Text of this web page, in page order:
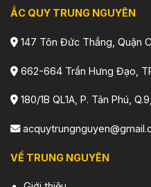
ẮC QUY TRUNG NGUYÊN
147 Tôn Đức Thắng, Quận
662-664 Trần Hưng Đạo,
180/1B QL1A, P. Tân Phú,
VỀ TRUNG NGUYÊN